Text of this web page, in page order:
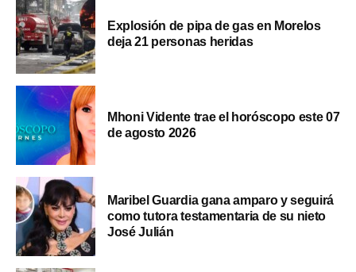
Explosión de pipa de gas en Morelos
deja 21 personas heridas
Mhoni Vidente trae el horóscopo este 07
de agosto 2026
Maribel Guardia gana amparo y seguirá
como tutora testamentaria de su nieto
José Julián